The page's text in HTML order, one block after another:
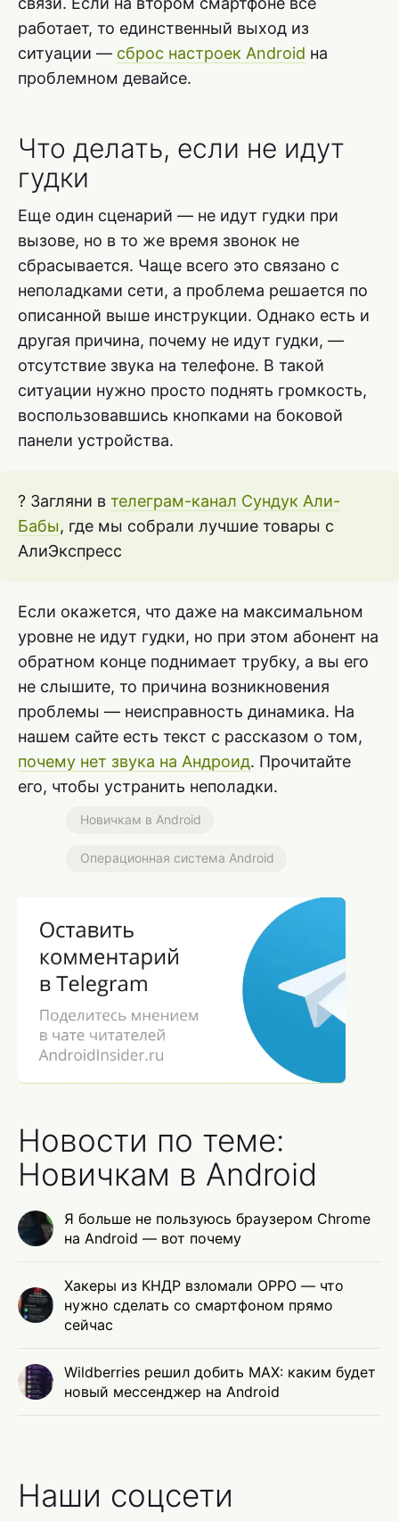
работает, то единственный выход из
ситуации — сброс настроек Android на
проблемном девайсе.
Что делать, если не идут
гудки
Еще один сценарий — не идут гудки при
вызове, но в то же время звонок не
сбрасывается. Чаще всего это связано с
неполадками сети, а проблема решается по
описанной выше инструкции. Однако есть и
другая причина, почему не идут гудки, —
отсутствие звука на телефоне. В такой
ситуации нужно просто поднять громкость,
воспользовавшись кнопками на боковой
панели устройства.
? Загляни в телеграм-канал Сундук Али-
Бабы, где мы собрали лучшие товары с
АлиЭкспресс
Если окажется, что даже на максимальном
уровне не идут гудки, но при этом абонент на
обратном конце поднимает трубку, а вы его
не слышите, то причина возникновения
проблемы — неисправность динамика. На
нашем сайте есть текст с рассказом о том,
почему нет звука на Андроид. Прочитайте
его, чтобы устранить неполадки.
Новичкам в Android
Операционная система Android
Новости по теме:
Новичкам в Android
Я больше не пользуюсь браузером Chrome
на Android — вот почему
Хакеры из КНДР взломали OPPO — что
нужно сделать со смартфоном прямо
сейчас
Wildberries решил добить MAX: каким будет
новый мессенджер на Android
Наши соцсети